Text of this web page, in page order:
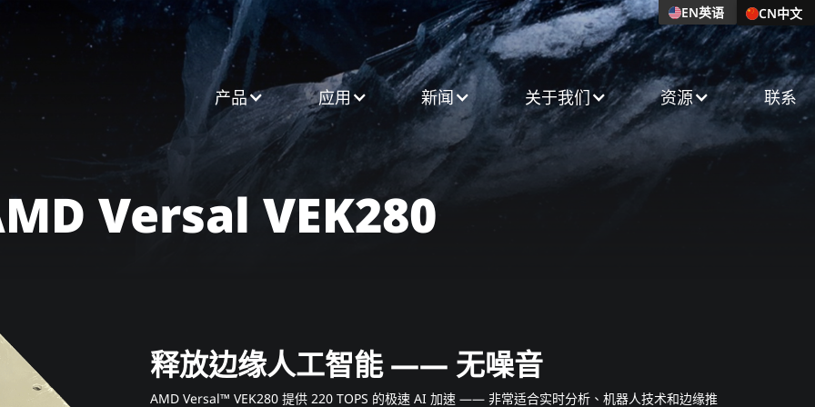
EN英语 CN中文
产品​ 应用 新闻​ 关于我们​ 资源 联系
Versal VEK280
释放边缘人工智能 —— 无噪音
AMD Versal™ VEK280 提供 220 TOPS 的极速 AI 加速 —— 非常适合实时分析、机器人技术和边缘推